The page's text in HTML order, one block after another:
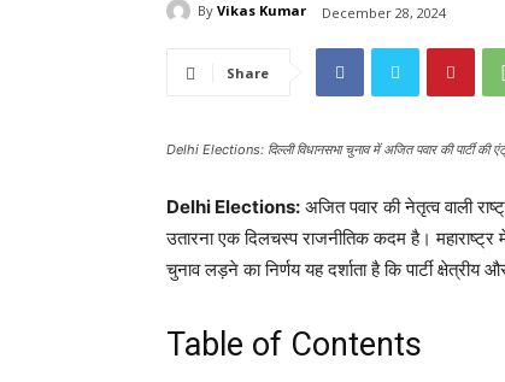
By Vikas Kumar December 28, 2024
Share
Delhi Elections: दिल्ली विधानसभा चुनाव में अजित पवार की पार्टी की
Delhi Elections: अजित पवार की नेतृत्व वाली
उतारना एक दिलचस्प राजनीतिक कदम है।
चुनाव लड़ने का निर्णय यह दर्शाता है कि पार्टी
Table of Contents